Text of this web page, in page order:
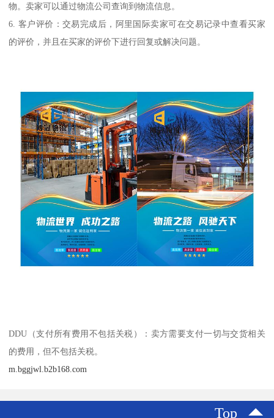
物。卖家可以通过物流公司查询到物流信息。
6. 客户评价：交易完成后，阿里国际卖家可在交易记录中查看买家
的评价，并且在买家的评价下进行回复或解决问题。
DDU（支付所有费用不包括关税）：卖方需要支付一切与交货相关
的费用，但不包括关税。
m.bggjwl.b2b168.com
Top